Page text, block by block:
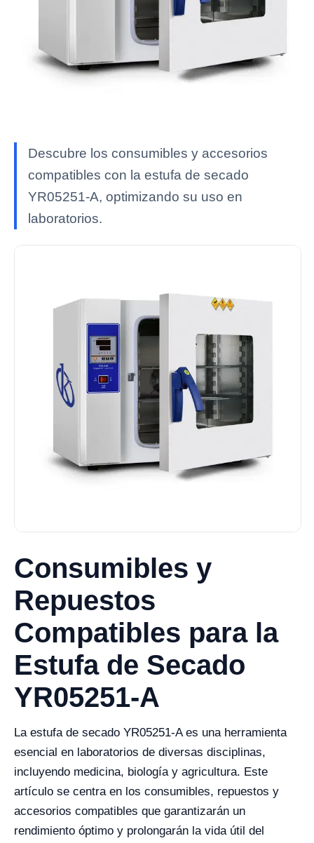
Descubre los consumibles y accesorios
compatibles con la estufa de secado
YR05251-A, optimizando su uso en
laboratorios.
Consumibles y
Repuestos
Compatibles para la
Estufa de Secado
YR05251-A
La estufa de secado YR05251-A es una herramienta
esencial en laboratorios de diversas disciplinas,
incluyendo medicina, biología y agricultura. Este
artículo se centra en los consumibles, repuestos y
accesorios compatibles que garantizarán un
rendimiento óptimo y prolongarán la vida útil del